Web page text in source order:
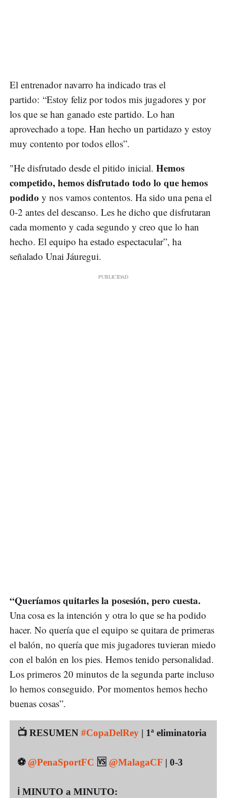
El entrenador navarro ha indicado tras el
partido: “Estoy feliz por todos mis jugadores y por
los que se han ganado este partido. Lo han
aprovechado a tope. Han hecho un partidazo y estoy
muy contento por todos ellos”.
"He disfrutado desde el pitido inicial. Hemos
competido, hemos disfrutado todo lo que hemos
podido y nos vamos contentos. Ha sido una pena el
0-2 antes del descanso. Les he dicho que disfrutaran
cada momento y cada segundo y creo que lo han
hecho. El equipo ha estado espectacular”, ha
señalado Unai Jáuregui.
“Queríamos quitarles la posesión, pero cuesta.
Una cosa es la intención y otra lo que se ha podido
hacer. No quería que el equipo se quitara de primeras
el balón, no quería que mis jugadores tuvieran miedo
con el balón en los pies. Hemos tenido personalidad.
Los primeros 20 minutos de la segunda parte incluso
lo hemos conseguido. Por momentos hemos hecho
buenas cosas”.
📺 RESUMEN #CopaDelRey | 1ª eliminatoria
⚽ @PenaSportFC 🆚 @MalagaCF | 0-3
ℹ️ MINUTO a MINUTO: